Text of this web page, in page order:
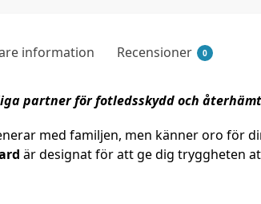
information Recensioner 0
partner för fotledsskydd och
med familjen, men känner oro för
är designat för att ge dig tryggheten